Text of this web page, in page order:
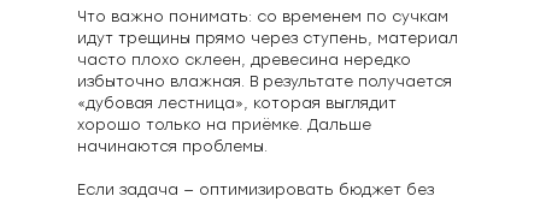
Что важно понимать: со временем по сучкам
идут трещины прямо через ступень, материал
часто плохо склеен, древесина нередко
избыточно влажная. В результате получается
«дубовая лестница», которая выглядит
хорошо только на приёмке. Дальше
начинаются проблемы.
Если задача — оптимизировать бюджет без